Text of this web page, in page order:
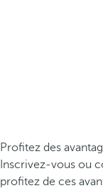
Profitez des
Inscrivez-vous ou
profitez de ces